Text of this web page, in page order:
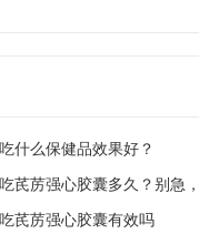
什么保健品效果好？
芪苈强心胶囊多久？别急
情里
芪苈强心胶囊有效吗